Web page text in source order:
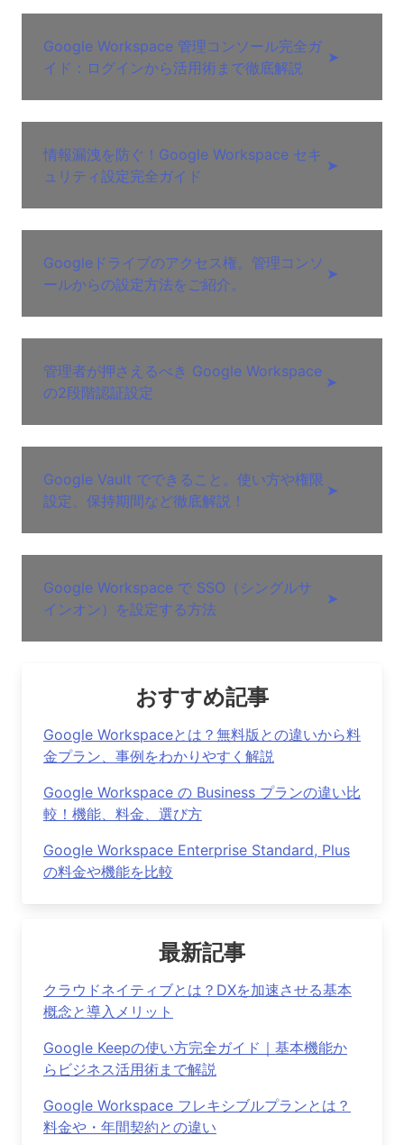
Google Workspace 管理コンソール完全ガ
イド：ログインから活用術まで徹底解説
➤
情報漏洩を防ぐ！Google Workspace セキ
ュリティ設定完全ガイド
➤
Googleドライブのアクセス権。管理コンソ
ールからの設定方法をご紹介。
➤
管理者が押さえるべき Google Workspace
の2段階認証設定
➤
Google Vault でできること。使い方や権限
設定、保持期間など徹底解説！
➤
Google Workspace で SSO（シングルサ
インオン）を設定する方法
➤
おすすめ記事
Google Workspaceとは？無料版との違いから料
金プラン、事例をわかりやすく解説
Google Workspace の Business プランの違い比
較！機能、料金、選び方
Google Workspace Enterprise Standard, Plus
の料金や機能を比較
最新記事
クラウドネイティブとは？DXを加速させる基本
概念と導入メリット
Google Keepの使い方完全ガイド｜基本機能か
らビジネス活用術まで解説
Google Workspace フレキシブルプランとは？
料金や・年間契約との違い